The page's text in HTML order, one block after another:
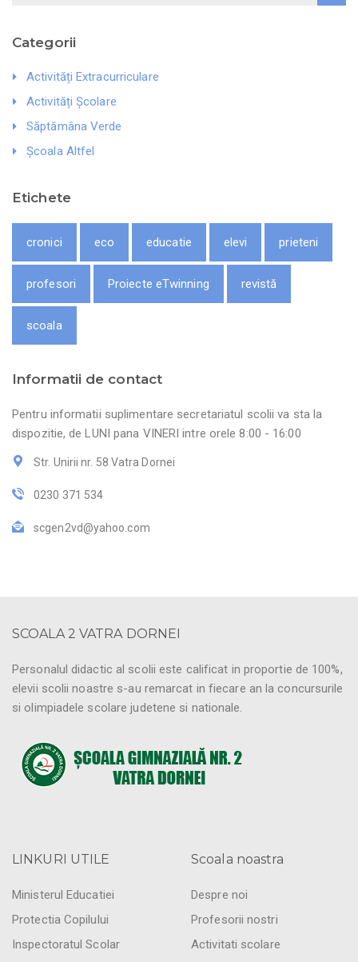
Categorii
Activități Extracurriculare
Activități Școlare
Săptămâna Verde
Școala Altfel
Etichete
cronici eco educatie elevi prieteni
profesori Proiecte eTwinning revistă
scoala
Informatii de contact
Pentru informatii suplimentare secretariatul scolii va sta la
dispozitie, de LUNI pana VINERI intre orele 8:00 - 16:00
Str. Unirii nr. 58 Vatra Dornei
0230 371 534
scgen2vd@yahoo.com
SCOALA 2 VATRA DORNEI
Personalul didactic al scolii este calificat in proportie de 100%,
elevii scolii noastre s-au remarcat in fiecare an la concursurile
si olimpiadele scolare judetene si nationale.
LINKURI UTILE
Ministerul Educatiei
Protectia Copilului
Inspectoratul Scolar
Scoala noastra
Despre noi
Profesorii nostri
Activitati scolare